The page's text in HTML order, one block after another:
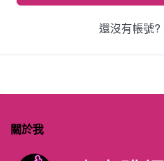
還沒有帳號?
關於我